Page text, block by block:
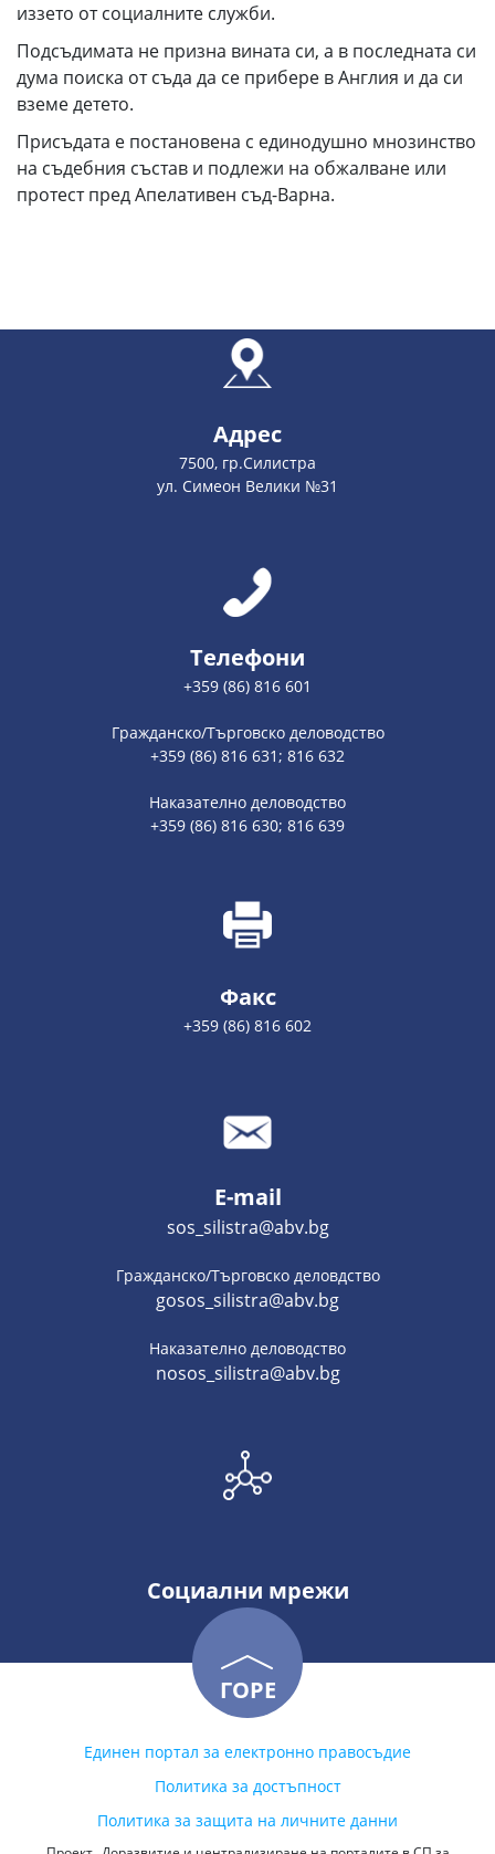
иззето от социалните служби.
Подсъдимата не призна вината си, а в последната си
дума поиска от съда да се прибере в Англия и да си
вземе детето.
Присъдата е постановена с единодушно мнозинство
на съдебния състав и подлежи на обжалване или
протест пред Апелативен съд-Варна.
Адрес
7500, гр.Силистра
ул. Симеон Велики №31
Телефони
+359 (86) 816 601
Гражданско/Търговско деловодство
+359 (86) 816 631; 816 632
Наказателно деловодство
+359 (86) 816 630; 816 639
Факс
+359 (86) 816 602
E-mail
sos_silistra@abv.bg
Гражданско/Търговско деловдство
gosos_silistra@abv.bg
Наказателно деловодство
nosos_silistra@abv.bg
Социални мрежи
ГОРЕ
Единен портал за електронно правосъдие
Политика за достъпност
Политика за защита на личните данни